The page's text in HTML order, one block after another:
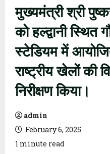
मुख्यमंत्री श्री
को हल्द्वानी स्थित
स्टेडियम में
राष्ट्रीय खेलों की
निरीक्षण किया।
admin
February 6, 2025
1 minute read